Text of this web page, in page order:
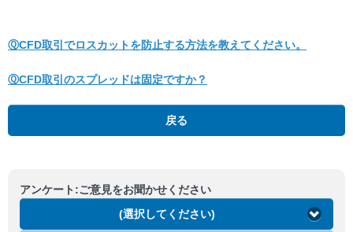
ⓆCFD取引でロスカットを防止する方法を教えてください。
ⓆCFD取引のスプレッドは固定ですか？
戻る
アンケート:ご意見をお聞かせください
(選択してください)